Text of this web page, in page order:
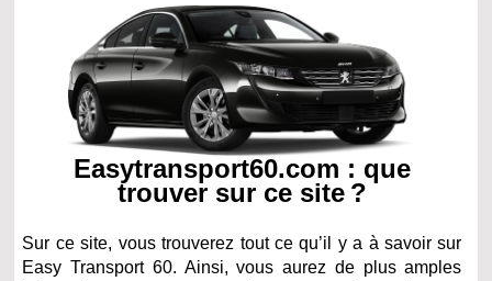
Easytransport60.com : que
trouver sur ce site ?
Sur ce site, vous trouverez tout ce qu’il y a à savoir sur
Easy Transport 60. Ainsi, vous aurez de plus amples